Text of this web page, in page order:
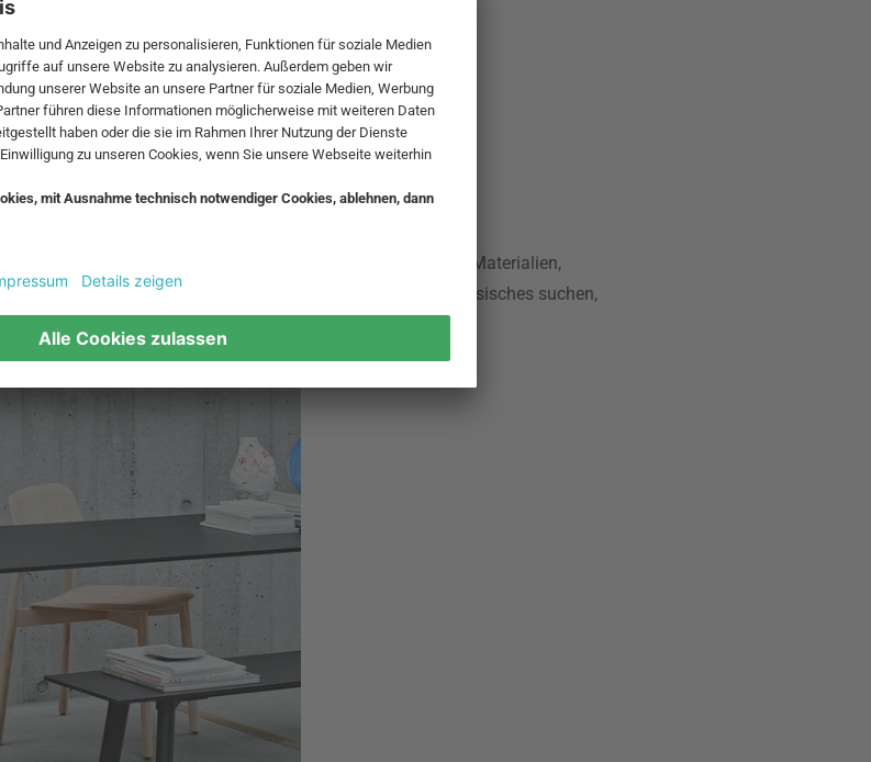
Raffinesse verleihen. Mit einer großen Auswahl an Größen, Materialien,
und zeitloses Stück oder etwas Modernes und Zeitgenössisches suchen,